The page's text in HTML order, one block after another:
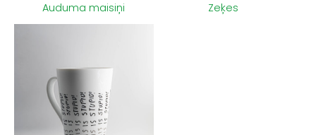
Auduma maisiņi Zeķes